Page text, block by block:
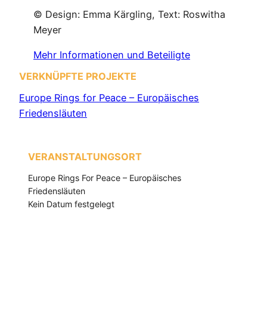
© Design: Emma Kärgling, Text: Roswitha
Meyer
Mehr Informationen und Beteiligte
VERKNÜPFTE PROJEKTE
Europe Rings for Peace – Europäisches
Friedensläuten
VERANSTALTUNGSORT
Europe Rings For Peace – Europäisches
Friedensläuten
Kein Datum festgelegt